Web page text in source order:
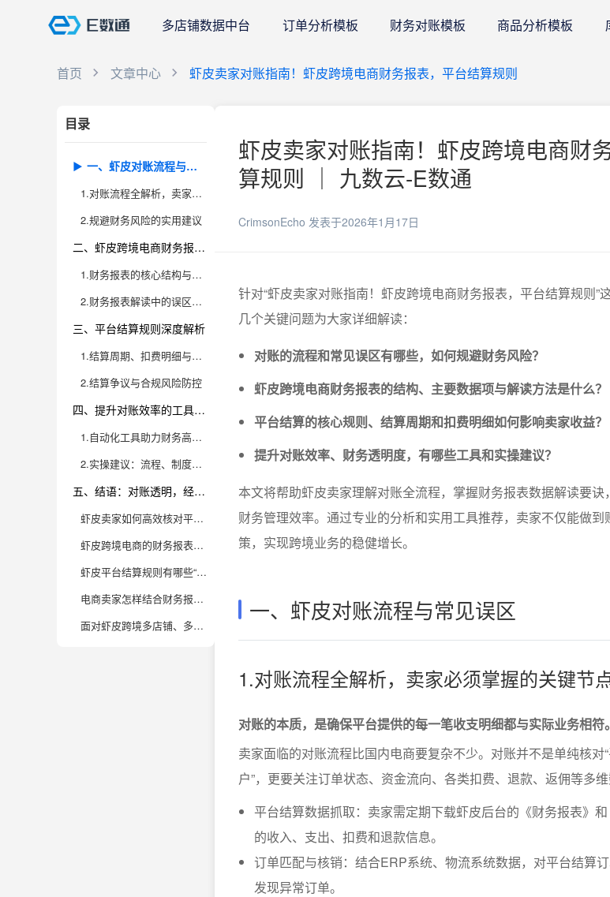
多店铺数据中台 订单分析模板 财务对账模板 商品分析模板
首页 文章中心 虾皮卖家对账指南！虾皮跨境电商财务报表，平台结算规则
目录
一、虾皮对账流程与常见误区
1.对账流程全解析，卖家必须掌握的关键节点
2.规避财务风险的实用建议
二、虾皮跨境电商财务报表结构与解读方法
1.财务报表的核心结构与主要数据项
2.财务报表解读中的误区与进阶实战
三、平台结算规则深度解析
1.结算周期、扣费明细与收益影响
2.结算争议与合规风险防控
四、提升对账效率的工具与实操建议
1.自动化工具助力财务高效透明
2.实操建议：流程、制度、团队建设
五、结语：对账透明，经营无忧
虾皮卖家如何高效核对平台结算账单，避免漏账和错账？
虾皮跨境电商的财务报表主要有哪些关键指标？如何解读这些数据？
虾皮平台结算规则有哪些“隐形坑”？卖家如何规避财务损失？
电商卖家怎样结合财务报表做利润分析，提升经营策略？
面对虾皮跨境多店铺、多币种结算，如何实现一站式数据管理？
虾皮卖家对账指南！虾皮跨境电商财
算规则 ｜ 九数云-E数通
CrimsonEcho 发表于2026年1月17日
针对“虾皮卖家对账指南！虾皮跨境电商财务报表，平台结算规则”
几个关键问题为大家详细解读：
对账的流程和常见误区有哪些，如何规避财务风险？
虾皮跨境电商财务报表的结构、主要数据项与解读方法是什么？
平台结算的核心规则、结算周期和扣费明细如何影响卖家收益？
提升对账效率、财务透明度，有哪些工具和实操建议？
本文将帮助虾皮卖家理解对账全流程，掌握财务报表数据解读要
财务管理效率。通过专业的分析和实用工具推荐，卖家不仅能做
策，实现跨境业务的稳健增长。
一、虾皮对账流程与常见误区
1.对账流程全解析，卖家必须掌握的关键节
对账的本质，是确保平台提供的每一笔收支明细都与实际业务相符。
卖家面临的对账流程比国内电商要复杂不少。对账并不是单纯核对
户”，更要关注订单状态、资金流向、各类扣费、退款、返佣等多维
平台结算数据抓取：卖家需定期下载虾皮后台的《财务报表》
的收入、支出、扣费和退款信息。
订单匹配与核销：结合ERP系统、物流系统数据，对平台结算订
发现异常订单。